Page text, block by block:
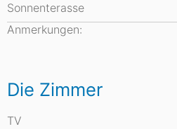
Sonnenterasse
Anmerkungen:
Die Zimmer
TV